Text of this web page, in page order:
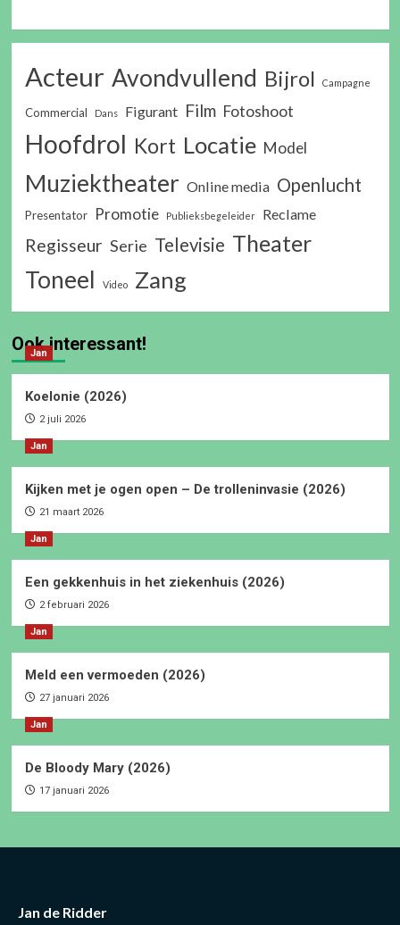
Acteur Avondvullend Bijrol Campagne
Commercial Dans Figurant Film Fotoshoot
Hoofdrol Kort Locatie Model
Muziektheater Online media Openlucht
Presentator Promotie Publieksbegeleider Reclame
Regisseur Serie Televisie Theater
Toneel Video Zang
Ook interessant!
Jan
Koelonie (2026)
2 juli 2026
Jan
Kijken met je ogen open – De trolleninvasie (2026)
21 maart 2026
Jan
Een gekkenhuis in het ziekenhuis (2026)
2 februari 2026
Jan
Meld een vermoeden (2026)
27 januari 2026
Jan
De Bloody Mary (2026)
17 januari 2026
Jan de Ridder